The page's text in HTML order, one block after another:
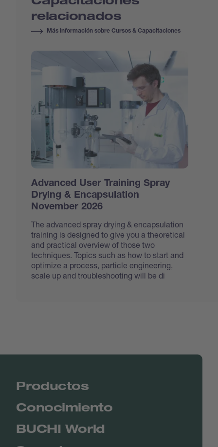
relacionados
Más información sobre Cursos & Capacitaciones
Advanced User Training Spray
Drying & Encapsulation
November 2026
The advanced spray drying & encapsulation
training is designed to give you a theoretical
and practical overview of those two
techniques. Topics such as how to start and
optimize a process, particle engineering,
scale up and troubleshooting will be di
Productos
Conocimiento
BUCHI World